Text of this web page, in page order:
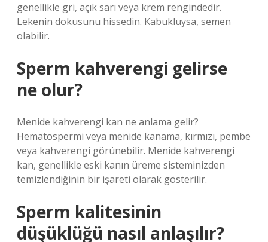
genellikle gri, açık sarı veya krem ​​rengindedir.
Lekenin dokusunu hissedin. Kabukluysa, semen
olabilir.
Sperm kahverengi gelirse
ne olur?
Menide kahverengi kan ne anlama gelir?
Hematospermi veya menide kanama, kırmızı, pembe
veya kahverengi görünebilir. Menide kahverengi
kan, genellikle eski kanın üreme sisteminizden
temizlendiğinin bir işareti olarak gösterilir.
Sperm kalitesinin
düşüklüğü nasıl anlaşılır?